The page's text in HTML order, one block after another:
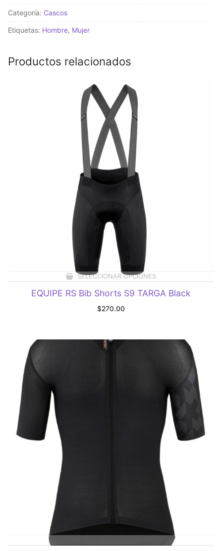
Categoría: Cascos
Etiquetas: Hombre, Mujer
Productos relacionados
SELECCIONAR OPCIONES
EQUIPE RS Bib Shorts S9 TARGA Black
$270.00